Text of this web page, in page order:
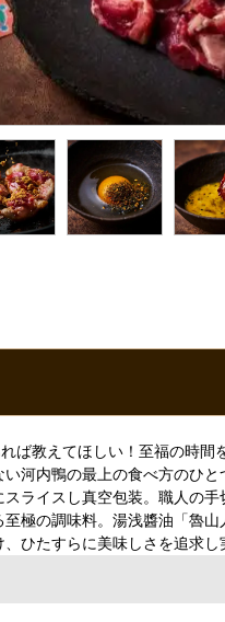
ば教えてほしい！至福の時
河内鴨の最上の食べ方のひ
ライスし真空包装。職人の手
極の調味料。湯浅醬油「魯
ひたすらに美味しさを追求し